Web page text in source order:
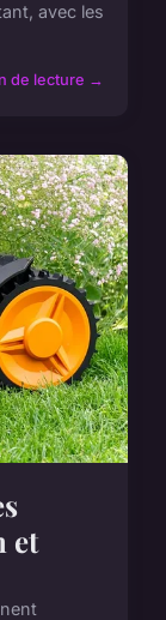
avec les
de lecture →
et